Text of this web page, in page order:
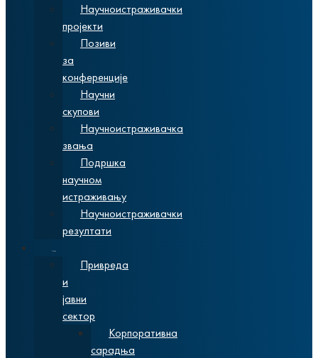
Научноистраживачки
пројекти
Позиви
за
конференције
Научни
скупови
Научноистраживачка
звања
Подршка
научном
истраживању
Научноистраживачки
резултати
Привреда
и
јавни
сектор
Корпоративна
сарадња